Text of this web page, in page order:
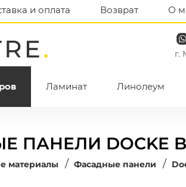
и оплата Возврат О
г.
Ламинат Линолеум
ПАНЕЛИ DOCKE
материалы / Фасадные панели /